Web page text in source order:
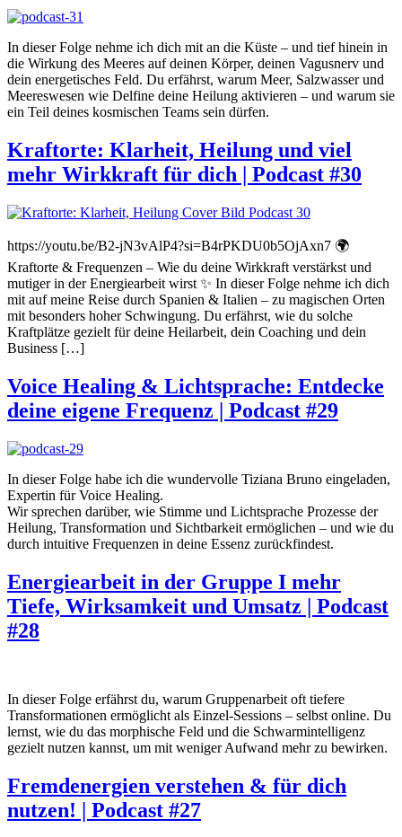
In dieser Folge nehme ich dich mit an die Küste – und tief hinein in
die Wirkung des Meeres auf deinen Körper, deinen Vagusnerv und
dein energetisches Feld. Du erfährst, warum Meer, Salzwasser und
Meereswesen wie Delfine deine Heilung aktivieren – und warum sie
ein Teil deines kosmischen Teams sein dürfen.
Kraftorte: Klarheit, Heilung und viel
mehr Wirkkraft für dich | Podcast #30
https://youtu.be/B2-jN3vAlP4?si=B4rPKDU0b5OjAxn7 🌍
Kraftorte & Frequenzen – Wie du deine Wirkkraft verstärkst und
mutiger in der Energiearbeit wirst ✨ In dieser Folge nehme ich dich
mit auf meine Reise durch Spanien & Italien – zu magischen Orten
mit besonders hoher Schwingung. Du erfährst, wie du solche
Kraftplätze gezielt für deine Heilarbeit, dein Coaching und dein
Business […]
Voice Healing & Lichtsprache: Entdecke
deine eigene Frequenz | Podcast #29
In dieser Folge habe ich die wundervolle Tiziana Bruno eingeladen,
Expertin für Voice Healing.
Wir sprechen darüber, wie Stimme und Lichtsprache Prozesse der
Heilung, Transformation und Sichtbarkeit ermöglichen – und wie du
durch intuitive Frequenzen in deine Essenz zurückfindest.
Energiearbeit in der Gruppe I mehr
Tiefe, Wirksamkeit und Umsatz | Podcast
#28
In dieser Folge erfährst du, warum Gruppenarbeit oft tiefere
Transformationen ermöglicht als Einzel-Sessions – selbst online. Du
lernst, wie du das morphische Feld und die Schwarmintelligenz
gezielt nutzen kannst, um mit weniger Aufwand mehr zu bewirken.
Fremdenergien verstehen & für dich
nutzen! | Podcast #27